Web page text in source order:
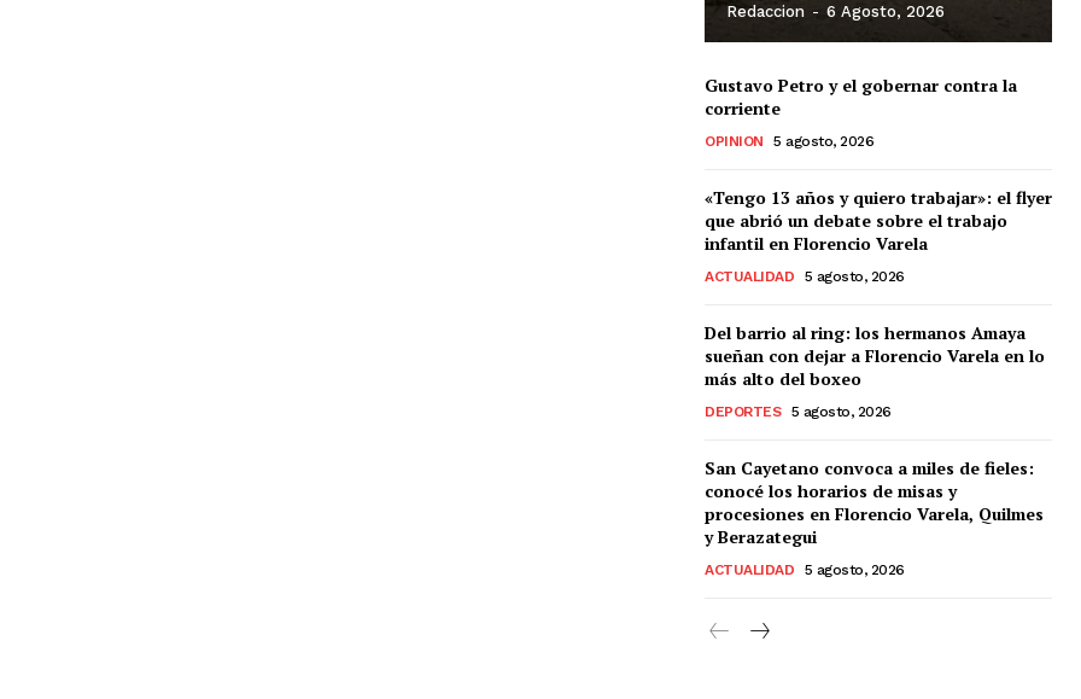
Redaccion - 6 Agosto, 2026
Gustavo Petro y el gobernar contra la
corriente
OPINION 5 agosto, 2026
«Tengo 13 años y quiero trabajar»: el flyer
que abrió un debate sobre el trabajo
infantil en Florencio Varela
ACTUALIDAD 5 agosto, 2026
Del barrio al ring: los hermanos Amaya
sueñan con dejar a Florencio Varela en lo
más alto del boxeo
DEPORTES 5 agosto, 2026
San Cayetano convoca a miles de fieles:
conocé los horarios de misas y
procesiones en Florencio Varela, Quilmes
y Berazategui
ACTUALIDAD 5 agosto, 2026